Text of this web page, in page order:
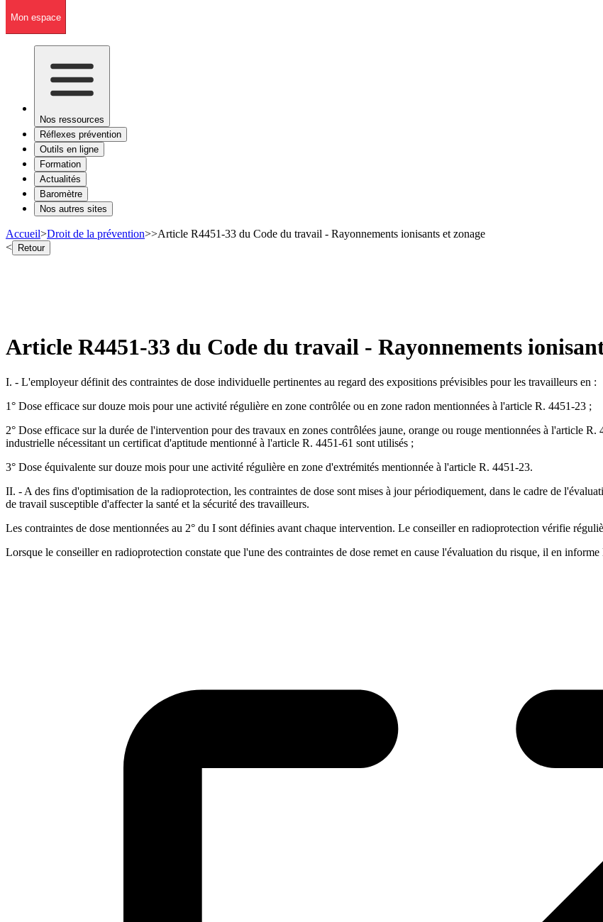
Mon espace
Nos ressources
Réflexes prévention
Outils en ligne
Formation
Actualités
Baromètre
Nos autres sites
Accueil>Droit de la prévention>>Article R4451-33 du Code du travail - Rayonnements ionisants et zonage
< Retour
Article R4451-33 du Code du travail - Rayonnements
I. - L'employeur définit des contraintes de dose individuelle pertinentes au regard des expositions prévisibles pour les travailleurs en :
1° Dose efficace sur douze mois pour une activité régulière en zone contrôlée ou en zone radon mentionnées à l'article R. 4451-23 ;
2° Dose efficace sur la durée de l'intervention pour des travaux en zones contrôlées jaune, orange ou rouge mentionnées à l'article
industrielle nécessitant un certificat d'aptitude mentionné à l'article R. 4451-61 sont utilisés ;
3° Dose équivalente sur douze mois pour une activité régulière en zone d'extrémités mentionnée à l'article R. 4451-23.
II. - A des fins d'optimisation de la radioprotection, les contraintes de dose sont mises à jour périodiquement, dans le cadre de
de travail susceptible d'affecter la santé et la sécurité des travailleurs.
Les contraintes de dose mentionnées au 2° du I sont définies avant chaque intervention. Le conseiller en radioprotection vérifie
Lorsque le conseiller en radioprotection constate que l'une des contraintes de dose remet en cause l'évaluation du risque, il en